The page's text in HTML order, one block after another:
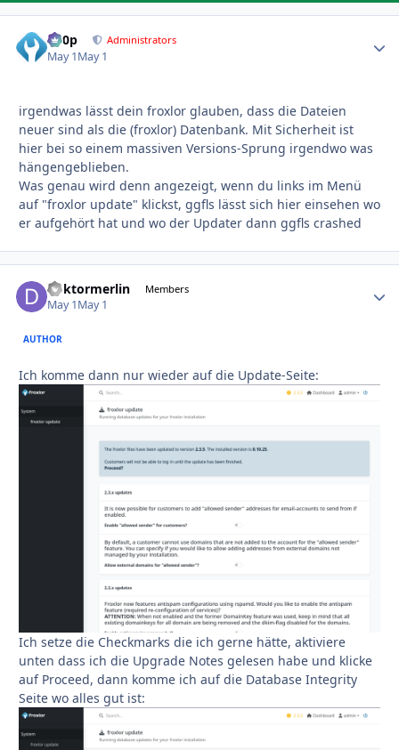
d00p Administrators
May 1May 1
irgendwas lässt dein froxlor glauben, dass die Dateien
neuer sind als die (froxlor) Datenbank. Mit Sicherheit ist
hier bei so einem massiven Versions-Sprung irgendwo was
hängengeblieben.
Was genau wird denn angezeigt, wenn du links im Menü
auf "froxlor update" klickst, ggfls lässt sich hier einsehen wo
er aufgehört hat und wo der Updater dann ggfls crashed
doktormerlin Members
May 1May 1
AUTHOR
Ich komme dann nur wieder auf die Update-Seite:
Ich setze die Checkmarks die ich gerne hätte, aktiviere
unten dass ich die Upgrade Notes gelesen habe und klicke
auf Proceed, dann komme ich auf die Database Integrity
Seite wo alles gut ist: